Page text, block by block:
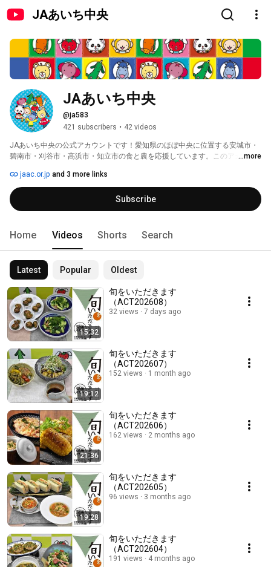
JAあいち中央
JAあいち中央
@ja583
421 subscribers • 42 videos
JAあいち中央の公式アカウントです！愛知県のほぼ中央に位置する安城市・
碧南市・刈谷市・高浜市・知立市の食と農を応援しています。このアカウン
...more
jaac.or.jp and 3 more links
Subscribe
Home Videos Shorts Search
Latest Popular Oldest
15:32
旬をいただきます
（ACT202608）
32 views 7 days ago
19:12
旬をいただきます
（ACT202607）
152 views 1 month ago
21:36
旬をいただきます
（ACT202606）
162 views 2 months ago
19:28
旬をいただきます
（ACT202605）
96 views 3 months ago
旬をいただきます
（ACT202604）
191 views 4 months ago